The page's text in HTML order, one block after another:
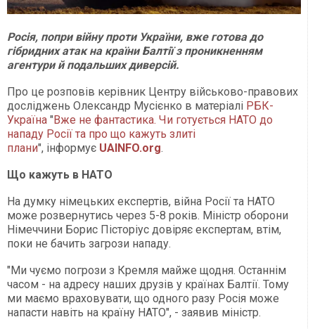
Росія, попри війну проти України, вже готова до
гібридних атак на країни Балтії з проникненням
агентури й подальших диверсій.
Про це розповів керівник Центру військово-правових
досліджень Олександр Мусієнко в матеріалі РБК-
Україна " Вже не фантастика. Чи готується НАТО до
нападу Росії та про що кажуть злиті
плани", інформує UAINFO.org.
Що кажуть в НАТО
На думку німецьких експертів, війна Росії та НАТО
може розвернутись через 5-8 років. Міністр оборони
Німеччини Борис Пісторіус довіряє експертам, втім,
поки не бачить загрози нападу.
"Ми чуємо погрози з Кремля майже щодня. Останнім
часом - на адресу наших друзів у країнах Балтії. Тому
ми маємо враховувати, що одного разу Росія може
напасти навіть на країну НАТО", - заявив міністр.